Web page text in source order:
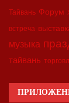
Тайвань Форум
встреча
музыка
тайвань